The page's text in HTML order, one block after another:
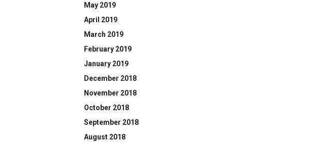
May 2019
April 2019
March 2019
February 2019
January 2019
December 2018
November 2018
October 2018
September 2018
August 2018